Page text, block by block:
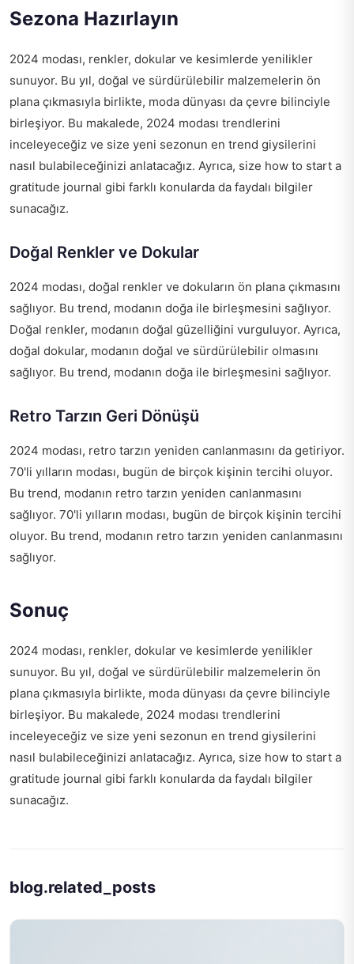
Sezona Hazırlayın
2024 modası, renkler, dokular ve kesimlerde yenilikler
sunuyor. Bu yıl, doğal ve sürdürülebilir malzemelerin ön
plana çıkmasıyla birlikte, moda dünyası da çevre bilinciyle
birleşiyor. Bu makalede, 2024 modası trendlerini
inceleyeceğiz ve size yeni sezonun en trend giysilerini
nasıl bulabileceğinizi anlatacağız. Ayrıca, size how to start a
gratitude journal gibi farklı konularda da faydalı bilgiler
sunacağız.
Doğal Renkler ve Dokular
2024 modası, doğal renkler ve dokuların ön plana çıkmasını
sağlıyor. Bu trend, modanın doğa ile birleşmesini sağlıyor.
Doğal renkler, modanın doğal güzelliğini vurguluyor. Ayrıca,
doğal dokular, modanın doğal ve sürdürülebilir olmasını
sağlıyor. Bu trend, modanın doğa ile birleşmesini sağlıyor.
Retro Tarzın Geri Dönüşü
2024 modası, retro tarzın yeniden canlanmasını da getiriyor.
70'li yılların modası, bugün de birçok kişinin tercihi oluyor.
Bu trend, modanın retro tarzın yeniden canlanmasını
sağlıyor. 70'li yılların modası, bugün de birçok kişinin tercihi
oluyor. Bu trend, modanın retro tarzın yeniden canlanmasını
sağlıyor.
Sonuç
2024 modası, renkler, dokular ve kesimlerde yenilikler
sunuyor. Bu yıl, doğal ve sürdürülebilir malzemelerin ön
plana çıkmasıyla birlikte, moda dünyası da çevre bilinciyle
birleşiyor. Bu makalede, 2024 modası trendlerini
inceleyeceğiz ve size yeni sezonun en trend giysilerini
nasıl bulabileceğinizi anlatacağız. Ayrıca, size how to start a
gratitude journal gibi farklı konularda da faydalı bilgiler
sunacağız.
blog.related_posts